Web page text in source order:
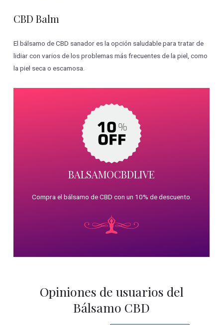
CBD Balm
El bálsamo de CBD sanador es la opción saludable para tratar de
lidiar con varios de los problemas más frecuentes de la piel, como
la piel seca o escamosa.
BALSAMOCBDLIVE
Compra el bálsamo de CBD con un 10% de descuento.
Opiniones de usuarios del
Bálsamo CBD